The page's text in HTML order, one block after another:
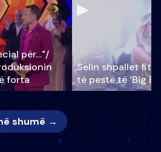
për…"/
forta
Selin shpallet
të pestë të ‘Big
shumë →